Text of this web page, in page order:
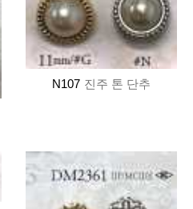
N107 진주 톤 단추